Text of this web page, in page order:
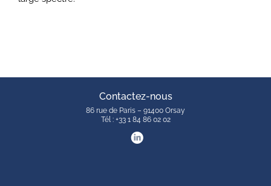
Contactez-nous
86 rue de Paris – 91400 Orsay
Tél : +33 1 84 86 02 02